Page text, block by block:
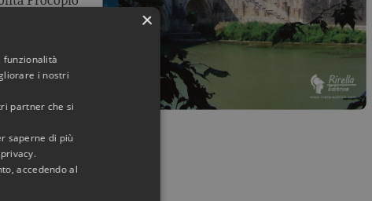
bucrani e
che
e sculture
affrescati
×
funzionalità
i nostri
partner che si
saperne di più
accedendo al